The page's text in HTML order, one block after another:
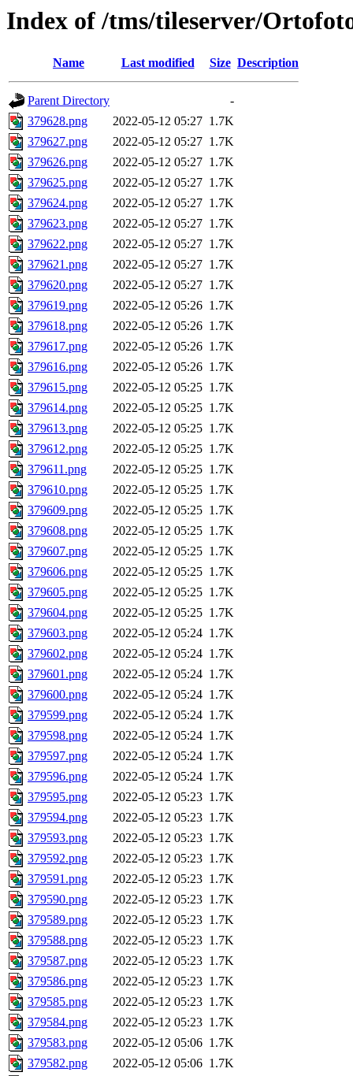
Index of /tms/tileserver/
Name Last modified Size Description
Parent Directory
-
379628.png
2022-05-12 05:27 1.7K
379627.png
2022-05-12 05:27 1.7K
379626.png
2022-05-12 05:27 1.7K
379625.png
2022-05-12 05:27 1.7K
379624.png
2022-05-12 05:27 1.7K
379623.png
2022-05-12 05:27 1.7K
379622.png
2022-05-12 05:27 1.7K
379621.png
2022-05-12 05:27 1.7K
379620.png
2022-05-12 05:27 1.7K
379619.png
2022-05-12 05:26 1.7K
379618.png
2022-05-12 05:26 1.7K
379617.png
2022-05-12 05:26 1.7K
379616.png
2022-05-12 05:26 1.7K
379615.png
2022-05-12 05:25 1.7K
379614.png
2022-05-12 05:25 1.7K
379613.png
2022-05-12 05:25 1.7K
379612.png
2022-05-12 05:25 1.7K
379611.png
2022-05-12 05:25 1.7K
379610.png
2022-05-12 05:25 1.7K
379609.png
2022-05-12 05:25 1.7K
379608.png
2022-05-12 05:25 1.7K
379607.png
2022-05-12 05:25 1.7K
379606.png
2022-05-12 05:25 1.7K
379605.png
2022-05-12 05:25 1.7K
379604.png
2022-05-12 05:25 1.7K
379603.png
2022-05-12 05:24 1.7K
379602.png
2022-05-12 05:24 1.7K
379601.png
2022-05-12 05:24 1.7K
379600.png
2022-05-12 05:24 1.7K
379599.png
2022-05-12 05:24 1.7K
379598.png
2022-05-12 05:24 1.7K
379597.png
2022-05-12 05:24 1.7K
379596.png
2022-05-12 05:24 1.7K
379595.png
2022-05-12 05:23 1.7K
379594.png
2022-05-12 05:23 1.7K
379593.png
2022-05-12 05:23 1.7K
379592.png
2022-05-12 05:23 1.7K
379591.png
2022-05-12 05:23 1.7K
379590.png
2022-05-12 05:23 1.7K
379589.png
2022-05-12 05:23 1.7K
379588.png
2022-05-12 05:23 1.7K
379587.png
2022-05-12 05:23 1.7K
379586.png
2022-05-12 05:23 1.7K
379585.png
2022-05-12 05:23 1.7K
379584.png
2022-05-12 05:23 1.7K
379583.png
2022-05-12 05:06 1.7K
379582.png
2022-05-12 05:06 1.7K